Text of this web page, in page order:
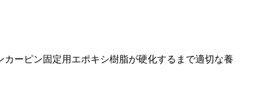
カーピン固定用エポキシ樹脂が硬化するまで適切な養